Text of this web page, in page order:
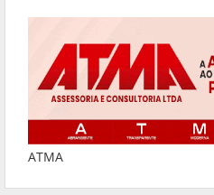
ATMA